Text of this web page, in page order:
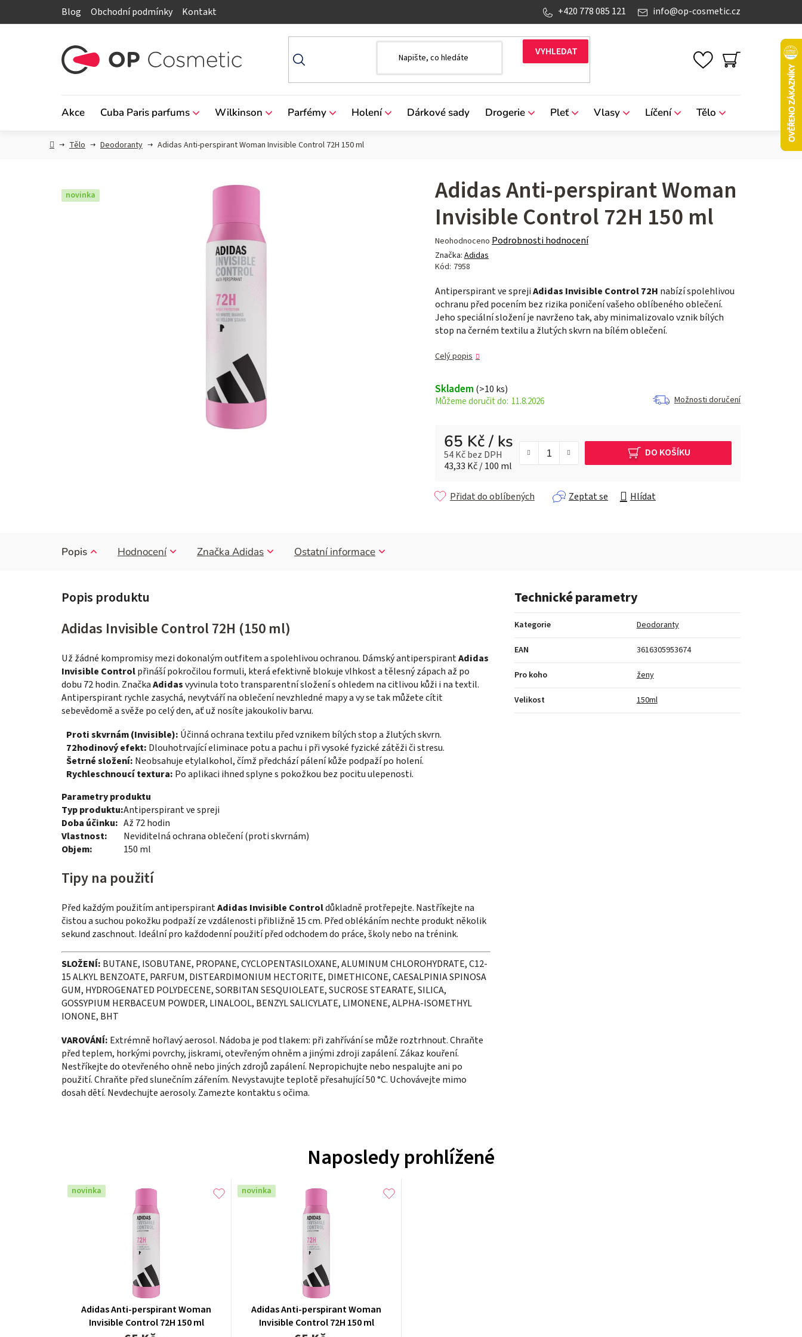
Blog Obchodní podmínky Kontakt info@op-cosmetic.cz
+420 778 085 121
NÁKUPNÍ
Akce Cuba Paris parfums Wilkinson Parfémy Holení Dárkové sady Drogerie Pleť Vlasy Líčení Tělo
DomůTělo Deodoranty Adidas Anti-perspirant Woman Invisible Control 72H 150 ml
Adidas Anti-perspirant Woman
Invisible Control 72H 150 ml
Průměrné
hodnocení
produktu
0,0
z 5
hvězdiček.
Neohodnoceno Podrobnosti hodnocení
Značka: Adidas
Kód: 7958
Antiperspirant ve sprejiAdidas Invisible Control 72H nabízí spolehlivou
ochranu před pocením bez rizika poničení vašeho oblíbeného oblečení.
Jeho speciální složení je navrženo tak, aby minimalizovalo vznik bílých
stop na černém textilu a žlutých skvrn na bílém oblečení.
Celý popis
Skladem (>10 ks)
11.8.2026 Možnosti doručení
65 Kč/ ks
54 Kč bez DPH
Měrná cena:
43,33 Kč / 100 ml
DO KOŠÍKU
Zeptat se Hlídat
Přidat do oblíbených
novinka
Popis Hodnocení Značka Adidas Ostatní informace
Adidas Invisible Control 72H (150 ml)
Už žádné kompromisy mezi dokonalým outfitem a spolehlivou ochranou. Dámský antiperspirantAdidas
Invisible Controlpřináší pokročilou formuli, která efektivně blokuje vlhkost a tělesný zápach až po
dobu 72 hodin. ZnačkaAdidasvyvinula toto transparentní složení s ohledem na citlivou kůži i na textil.
Antiperspirant rychle zasychá, nevytváří na oblečení nevzhledné mapy a vy se tak můžete cítit
sebevědomě a svěže po celý den, ať už nosíte jakoukoliv barvu.
Proti skvrnám (Invisible): Účinná ochrana textilu před vznikem bílých stop a žlutých skvrn.
72hodinový efekt: Dlouhotrvající eliminace potu a pachu i při vysoké fyzické zátěži či stresu.
Šetrné složení: Neobsahuje etylalkohol, čímž předchází pálení kůže podpaží po holení.
Rychleschnoucí textura: Po aplikaci ihned splyne s pokožkou bez pocitu ulepenosti.
Parametry produktu
Typ produktu:Antiperspirant ve spreji
Doba účinku: Až 72 hodin
Vlastnost:
Neviditelná ochrana oblečení (proti skvrnám)
Objem:
150 ml
Tipy na použití
Před každým použitím antiperspirantAdidas Invisible Controldůkladně protřepejte. Nastříkejte na
čistou a suchou pokožku podpaží ze vzdálenosti přibližně 15 cm. Před oblékáním nechte produkt několik
sekund zaschnout. Ideální pro každodenní použití před odchodem do práce, školy nebo na trénink.
SLOŽENÍ: BUTANE, ISOBUTANE, PROPANE, CYCLOPENTASILOXANE, ALUMINUM CHLOROHYDRATE, C12-
15 ALKYL BENZOATE, PARFUM, DISTEARDIMONIUM HECTORITE, DIMETHICONE, CAESALPINIA SPINOSA
GUM, HYDROGENATED POLYDECENE, SORBITAN SESQUIOLEATE, SUCROSE STEARATE, SILICA,
GOSSYPIUM HERBACEUM POWDER, LINALOOL, BENZYL SALICYLATE, LIMONENE, ALPHA-ISOMETHYL
IONONE, BHT
VAROVÁNÍ: Extrémně hořlavý aerosol. Nádoba je pod tlakem: při zahřívání se může roztrhnout. Chraňte
před teplem, horkými povrchy, jiskrami, otevřeným ohněm a jinými zdroji zapálení. Zákaz kouření.
Nestříkejte do otevřeného ohně nebo jiných zdrojů zapálení. Nepropichujte nebo nespalujte ani po
použití. Chraňte před slunečním zářením. Nevystavujte teplotě přesahující 50 °C. Uchovávejte mimo
dosah dětí. Nevdechujte aerosoly. Zamezte kontaktu s očima.
Technické parametry
Kategorie Deodoranty
EAN 3616305953674
Pro koho ženy
Velikost 150ml
Naposledy prohlížené
novinka
Adidas Anti-perspirant Woman
Invisible Control 72H 150 ml
novinka
Adidas Anti-perspirant Woman
Invisible Control 72H 150 ml